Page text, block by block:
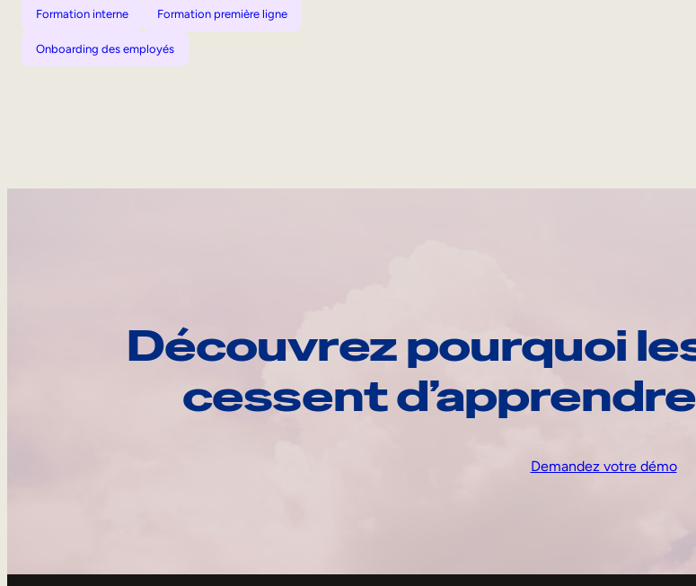
Formation interne Formation première ligne
Onboarding des employés
Découvrez pourquoi
cessent
Demandez votre démo